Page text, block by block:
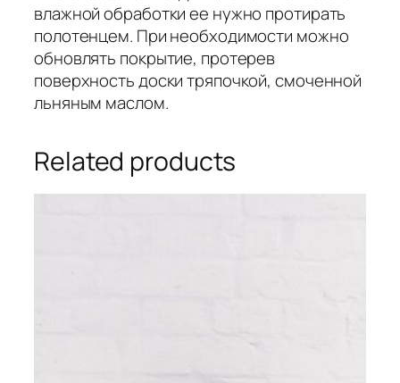
влажной обработки ее нужно протирать
полотенцем. При необходимости можно
обновлять покрытие, протерев
поверхность доски тряпочкой, смоченной
льняным маслом.
Related products